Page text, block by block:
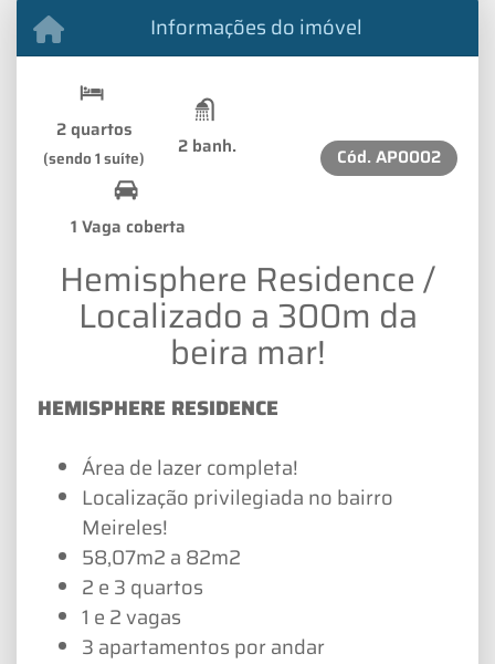
Informações do imóvel
2 quartos
(sendo 1 suíte) 2 banh.
1 Vaga coberta
Cód. AP0002
Hemisphere Residence /
Localizado a 300m da
beira mar!
HEMISPHERE RESIDENCE
Área de lazer completa!
Localização privilegiada no bairro
Meireles!
58,07m2 a 82m2
2 e 3 quartos
1 e 2 vagas
3 apartamentos por andar